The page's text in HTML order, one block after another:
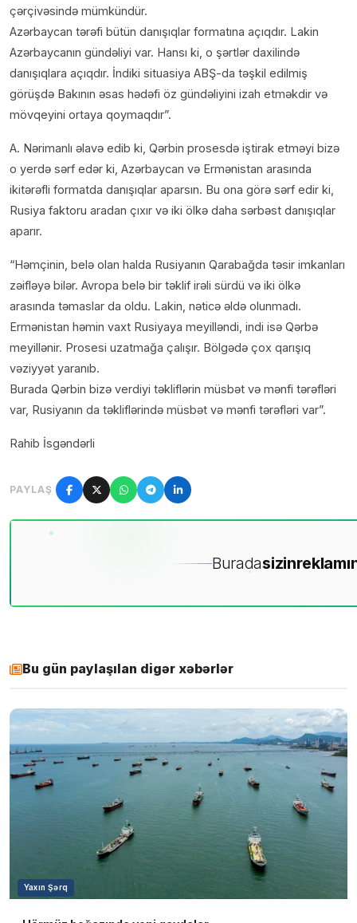
çərçivəsində mümkündür.
Azərbaycan tərəfi bütün danışıqlar formatına açıqdır. Lakin
Azərbaycanın gündəliyi var. Hansı ki, o şərtlər daxilində
danışıqlara açıqdır. İndiki situasiya ABŞ-da təşkil edilmiş
görüşdə Bakının əsas hədəfi öz gündəliyini izah etməkdir və
mövqeyini ortaya qoymaqdır”.
A. Nərimanlı əlavə edib ki, Qərbin prosesdə iştirak etməyi bizə
o yerdə sərf edər ki, Azərbaycan və Ermənistan arasında
ikitərəfli formatda danışıqlar aparsın. Bu ona görə sərf edir ki,
Rusiya faktoru aradan çıxır və iki ölkə daha sərbəst danışıqlar
aparır.
“Həmçinin, belə olan halda Rusiyanın Qarabağda təsir imkanları
zəifləyə bilər. Avropa belə bir təklif irəli sürdü və iki ölkə
arasında təmaslar da oldu. Lakin, nəticə əldə olunmadı.
Ermənistan həmin vaxt Rusiyaya meyilləndi, indi isə Qərbə
meyillənir. Prosesi uzatmağa çalışır. Bölgədə çox qarışıq
vəziyyət yaranıb.
Burada Qərbin bizə verdiyi təkliflərin müsbət və mənfi tərəfləri
var, Rusiyanın da təkliflərində müsbət və mənfi tərəfləri var”.
Rahib İsgəndərli
PAYLAŞ
Buradasizin
Bu gün paylaşılan digər xəbərlər
Yaxın Şərq